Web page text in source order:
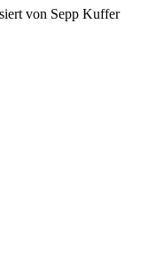
von Sepp Kuffer